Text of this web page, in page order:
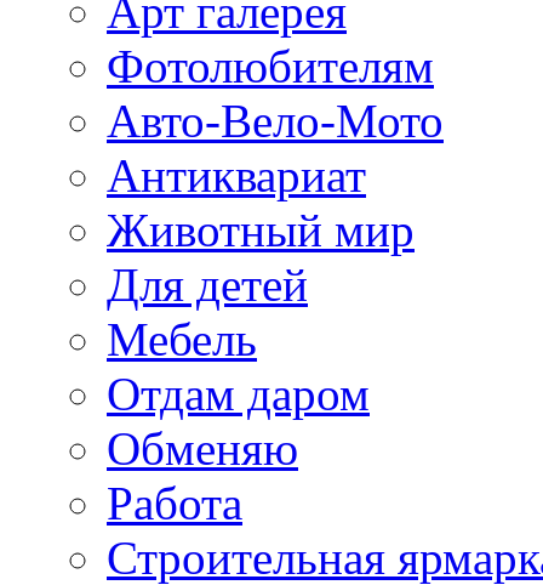
Арт галерея
Фотолюбителям
Авто-Вело-Мото
Антиквариат
Животный мир
Для детей
Мебель
Отдам даром
Обменяю
Работа
Строительная